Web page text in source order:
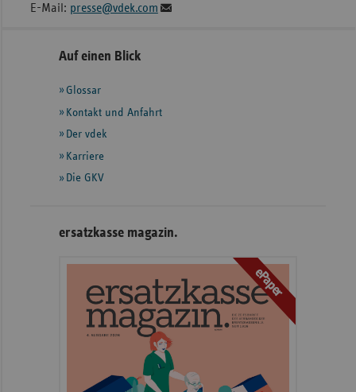
E-Mail: presse@vdek.com
Seitennavigation
Seitenleiste
weiteren
Informationen
Auf einen Blick
Glossar
Kontakt und Anfahrt
Der vdek
Karriere
Die GKV
ersatzkasse magazin.
ePaper